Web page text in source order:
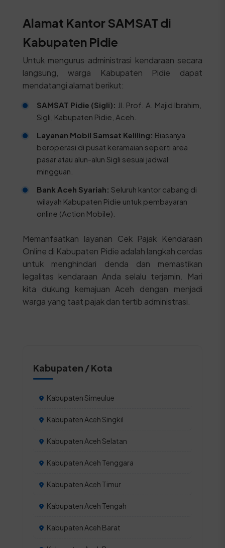
Alamat Kantor SAMSAT di
Kabupaten Pidie
Untuk mengurus administrasi kendaraan secara
langsung, warga Kabupaten Pidie dapat
mendatangi alamat berikut:
SAMSAT Pidie (Sigli): Jl. Prof. A. Majid Ibrahim,
Sigli, Kabupaten Pidie, Aceh.
Layanan Mobil Samsat Keliling: Biasanya
beroperasi di pusat keramaian seperti area
pasar atau alun-alun Sigli sesuai jadwal
mingguan.
Bank Aceh Syariah: Seluruh kantor cabang di
wilayah Kabupaten Pidie untuk pembayaran
online (Action Mobile).
Memanfaatkan layanan Cek Pajak Kendaraan
Online di Kabupaten Pidie adalah langkah cerdas
untuk menghindari denda dan memastikan
legalitas kendaraan Anda selalu terjamin. Mari
kita dukung kemajuan Aceh dengan menjadi
warga yang taat pajak dan tertib administrasi.
Kabupaten / Kota
Kabupaten Simeulue
Kabupaten Aceh Singkil
Kabupaten Aceh Selatan
Kabupaten Aceh Tenggara
Kabupaten Aceh Timur
Kabupaten Aceh Tengah
Kabupaten Aceh Barat